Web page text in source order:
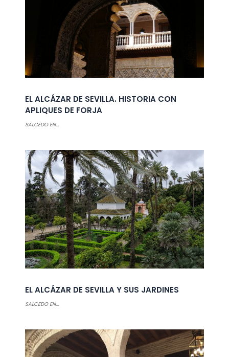
EL ALCÁZAR DE SEVILLA. HISTORIA CON
APLIQUES DE FORJA
SALCEDO EN...
EL ALCÁZAR DE SEVILLA Y SUS JARDINES
SALCEDO EN...